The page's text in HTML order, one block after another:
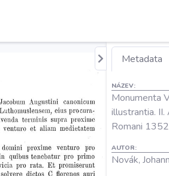
Metadata
NÁZEV:
Monumenta
illustrantia. II.
Romani
AUTOR:
Novák,